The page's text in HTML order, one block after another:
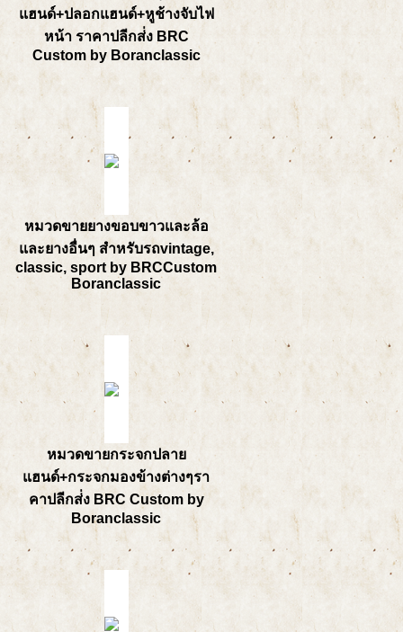
แฮนด์+ปลอกแฮนด์+หูช้างจับไฟ
หน้า ราคาปลีกส่่ง BRC
Custom by Boranclassic
หมวดขายยางขอบขาวและล้อ
และยางอื่นๆ สำหรับรถvintage,
classic, sport by BRCCustom
Boranclassic
หมวดขายกระจกปลาย
แฮนด์+กระจกมองข้างต่างๆรา
คาปลีกส่่ง BRC Custom by
Boranclassic